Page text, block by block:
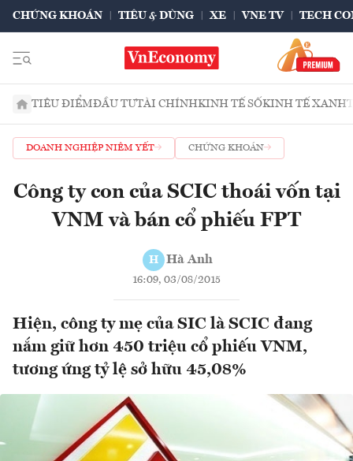
CHỨNG KHOÁN TIÊU & DÙNG XE VNE TV TECH
TIÊU ĐIỂMĐẦU TƯTÀI CHÍNHKINH TẾ SỐKINH TẾ XANH
DOANH NGHIỆP NIÊM YẾT CHỨNG KHOÁN
Công ty con của SCIC thoái vốn tại
VNM và bán cổ phiếu FPT
H Hà Anh
16:09, 03/08/2015
Hiện, công ty mẹ của SIC là SCIC đang
nắm giữ hơn 450 triệu cổ phiếu VNM,
tương ứng tỷ lệ sở hữu 45,08%